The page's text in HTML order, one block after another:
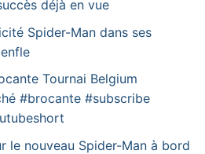
déjà en vue
Spider-Man dans ses
Tournai Belgium
#brocante #subscribe
le nouveau Spider-Man à bord